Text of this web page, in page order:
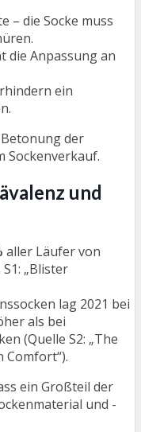
– die Socke muss
die Anpassung an
ein
der
Sockenverkauf.
und
aller Läufer von
„Blister
lag 2021 bei
als bei
(Quelle S2: „The
Comfort“).
ein Großteil der
und -